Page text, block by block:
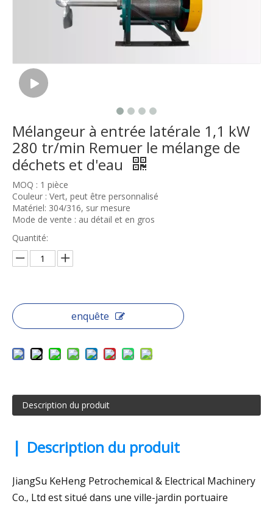
Mélangeur à entrée latérale 1,1 kW
280 tr/min Remuer le mélange de
déchets et d'eau
MOQ : 1 pièce
Couleur : Vert, peut être personnalisé
Matériel: 304/316, sur mesure
Mode de vente : au détail et en gros
Quantité:
enquête
Description du produit
| Description du produit
JiangSu KeHeng Petrochemical & Electrical Machinery
Co., Ltd est situé dans une ville-jardin portuaire